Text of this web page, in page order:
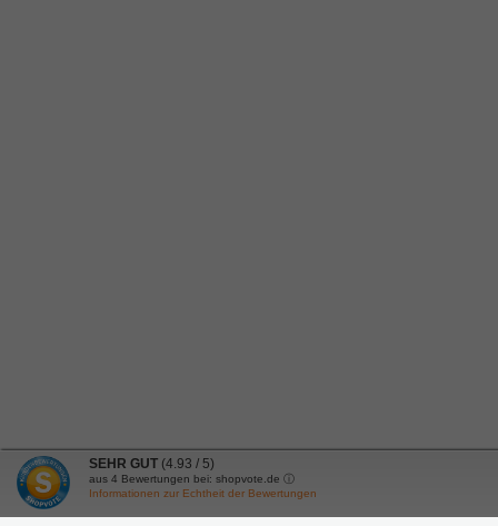
SEHR GUT (4.93 / 5)
aus 4 Bewertungen bei: shopvote.de ⓘ
Informationen zur Echtheit der Bewertungen